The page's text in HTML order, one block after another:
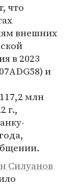
что
внешних
в 2023
и
млн
г.,
Силуанов